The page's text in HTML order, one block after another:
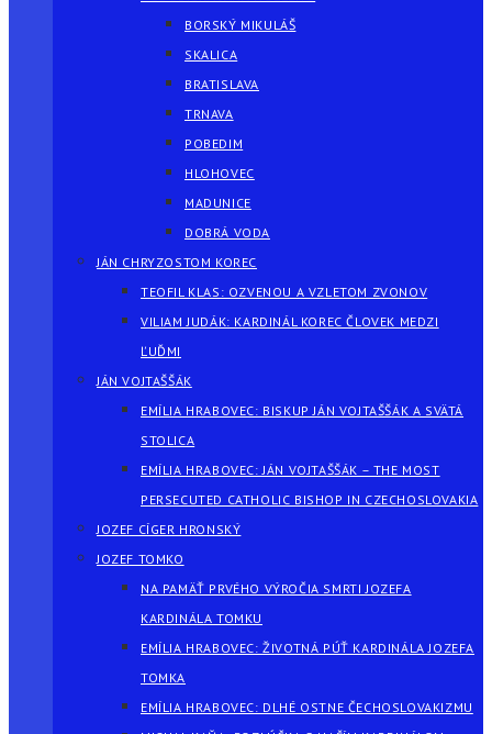
BORSKÝ MIKULÁŠ
SKALICA
BRATISLAVA
TRNAVA
POBEDIM
HLOHOVEC
MADUNICE
DOBRÁ VODA
JÁN CHRYZOSTOM KOREC
TEOFIL KLAS: OZVENOU A VZLETOM ZVONOV
VILIAM JUDÁK: KARDINÁL KOREC ČLOVEK MEDZI
ĽUĎMI
JÁN VOJTAŠŠÁK
EMÍLIA HRABOVEC: BISKUP JÁN VOJTAŠŠÁK A SVÄTÁ
STOLICA
EMÍLIA HRABOVEC: JÁN VOJTAŠŠÁK – THE MOST
PERSECUTED CATHOLIC BISHOP IN CZECHOSLOVAKIA
JOZEF CÍGER HRONSKÝ
JOZEF TOMKO
NA PAMÄŤ PRVÉHO VÝROČIA SMRTI JOZEFA
KARDINÁLA TOMKU
EMÍLIA HRABOVEC: ŽIVOTNÁ PÚŤ KARDINÁLA JOZEFA
TOMKA
EMÍLIA HRABOVEC: DLHÉ OSTNE ČECHOSLOVAKIZMU